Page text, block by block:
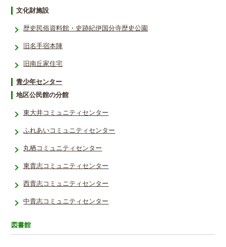
文化財施設
歴史民俗資料館・史跡紀伊国分寺歴史公園
旧名手宿本陣
旧南丘家住宅
青少年センター
地区公民館の分館
東大井コミュニティセンター
ふれあいコミュニティセンター
丸栖コミュニティセンター
東貴志コミュニティセンター
西貴志コミュニティセンター
中貴志コミュニティセンター
図書館